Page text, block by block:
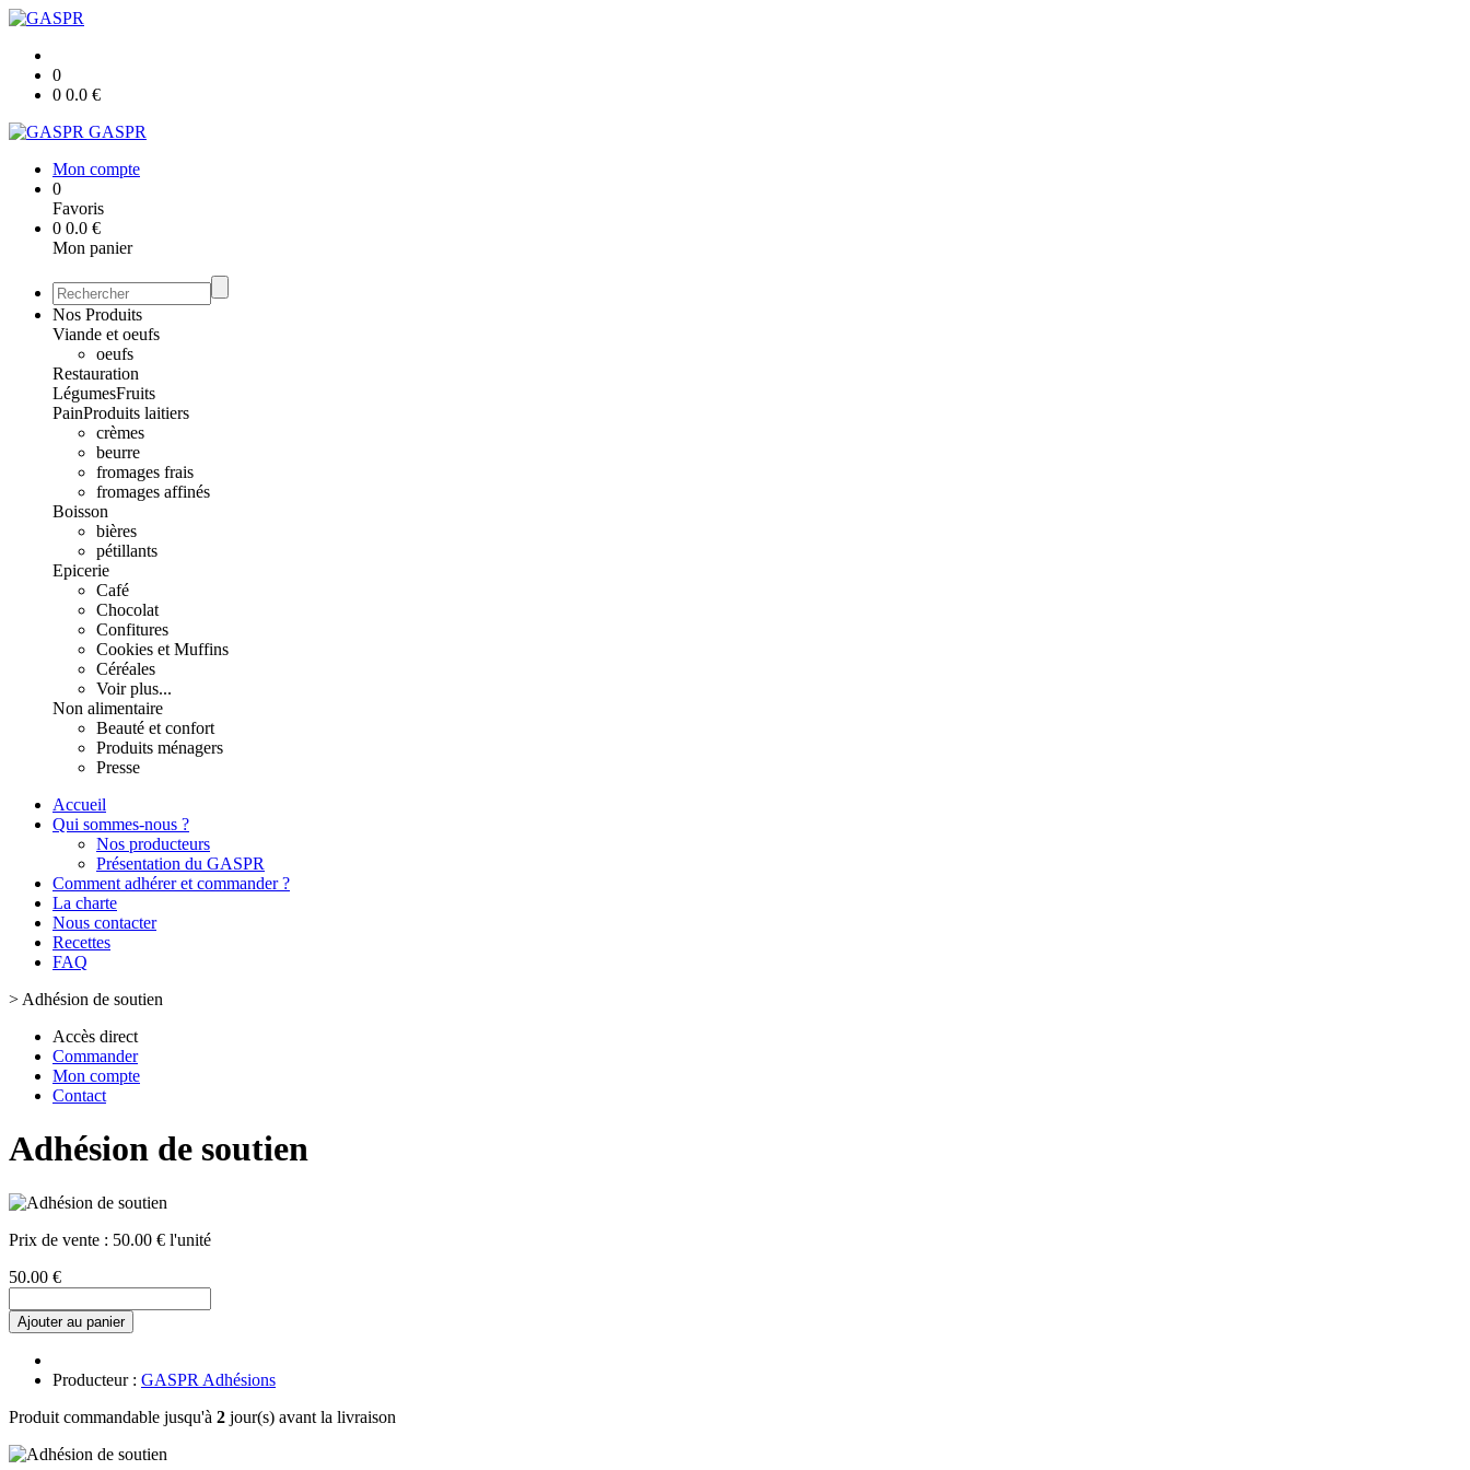
0
0 0.0 €
GASPR
Mon compte
0
Favoris
0 0.0 €
Mon panier
Nos Produits
Viande et oeufs
oeufs
Restauration
LégumesFruits
PainProduits laitiers
crèmes
beurre
fromages frais
fromages affinés
Boisson
bières
pétillants
Epicerie
Café
Chocolat
Confitures
Cookies et Muffins
Céréales
Voir plus...
Non alimentaire
Beauté et confort
Produits ménagers
Presse
Accueil
Qui sommes-nous ?
Nos producteurs
Présentation du GASPR
Comment adhérer et commander ?
La charte
Nous contacter
Recettes
FAQ
> Adhésion de soutien
Accès direct
Commander
Mon compte
Contact
Adhésion de soutien
Prix de vente : 50.00 € l'unité
50.00 €
Ajouter au panier
Producteur : GASPR Adhésions
Produit commandable jusqu'à 2 jour(s) avant la livraison